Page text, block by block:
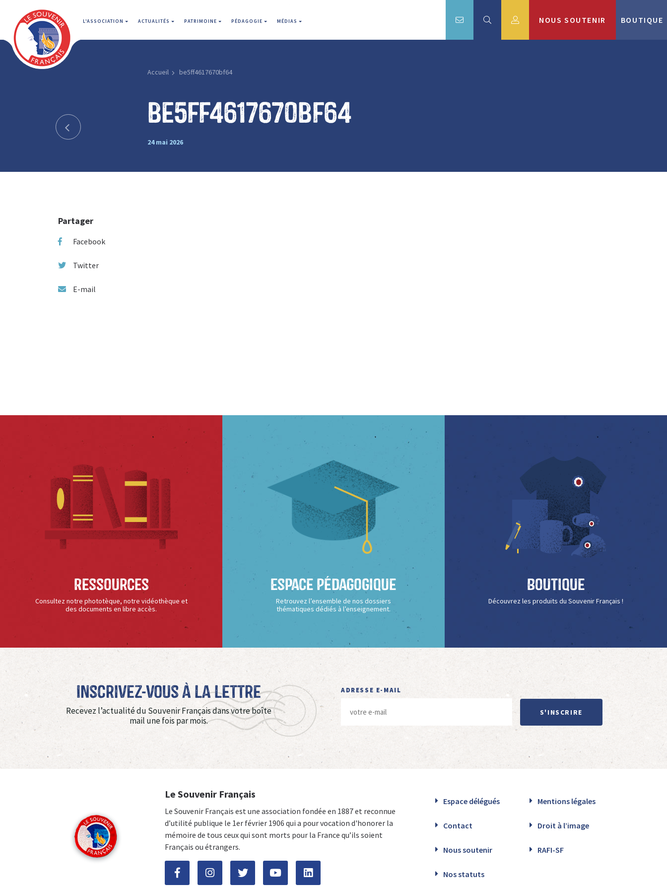
L'ASSOCIATION ACTUALITÉS PATRIMOINE PÉDAGOGIE MÉDIAS NOUS SOUTENIR BOUTIQUE
Accueil be5ff4617670bf64
be5ff4617670bf64
24 mai 2026
Partager
Facebook
Twitter
E-mail
Ressources
Consultez notre phototèque, notre vidéothèque et
des documents en libre accès.
Espace Pédagogique
Retrouvez l’ensemble de nos dossiers
thématiques dédiés à l’enseignement.
Boutique
Découvrez les produits du Souvenir Français !
Inscrivez-vous à La Lettre
Recevez l’actualité du Souvenir Français dans votre boîte
mail une fois par mois.
ADRESSE E-MAIL
S'INSCRIRE
Le Souvenir Français
Le Souvenir Français est une association fondée en 1887 et reconnue
d’utilité publique le 1er février 1906 qui a pour vocation d'honorer la
mémoire de tous ceux qui sont morts pour la France qu’ils soient
Français ou étrangers.
Espace délégués Mentions légales
Contact Droit à l’image
Nous soutenir RAFI-SF
Nos statuts